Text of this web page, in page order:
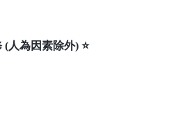
人為因素除外) ⭐